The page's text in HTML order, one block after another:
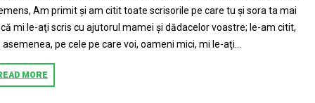
Am primit și am citit toate scrisorile pe care tu și sora ta mai
mi le-aţi scris cu ajutorul mamei şi dădacelor voastre; le-am citit,
asemenea, pe cele pe care voi, oameni mici, mi le-aţi...
MORE